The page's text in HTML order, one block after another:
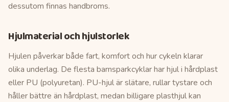
dessutom finnas handbroms.
Hjulmaterial och hjulstorlek
Hjulen påverkar både fart, komfort och hur cykeln klarar
olika underlag. De flesta barnsparkcyklar har hjul i hårdplast
eller PU (polyuretan). PU-hjul är slätare, rullar tystare och
håller bättre än hårdplast, medan billigare plasthjul kan